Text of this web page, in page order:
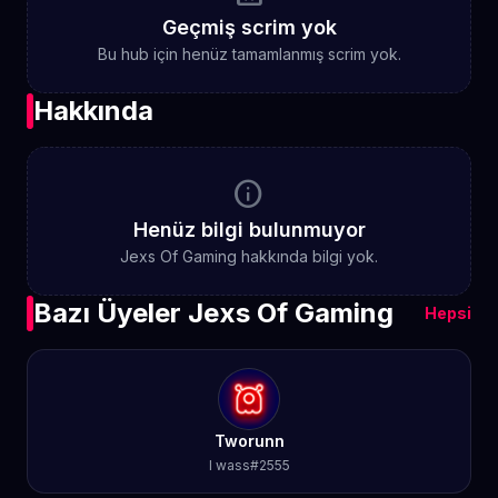
Geçmiş scrim yok
Bu hub için henüz tamamlanmış scrim yok.
Hakkında
info
Henüz bilgi bulunmuyor
Jexs Of Gaming hakkında bilgi yok.
Bazı Üyeler Jexs Of Gaming Hepsi
Tworunn
I wass#2555